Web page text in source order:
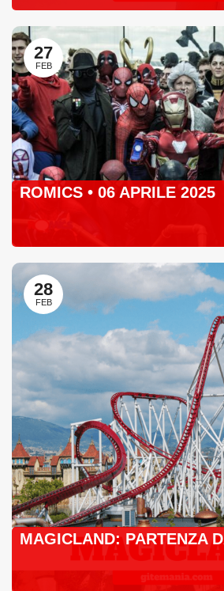
27
FEB
ROMICS • 06 APRILE 2025
28
FEB
MAGICLAND: PARTENZA